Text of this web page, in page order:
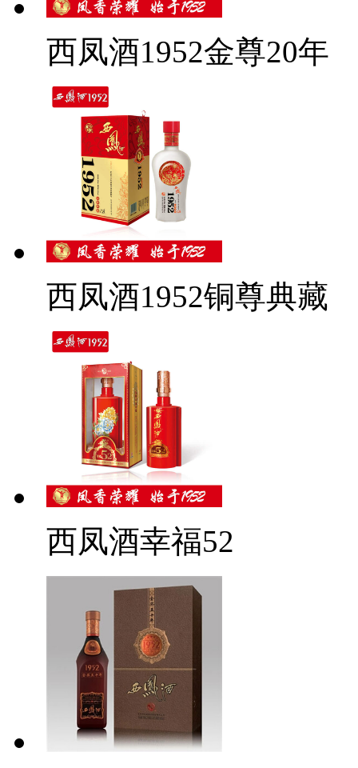
西凤酒1952金尊20年
西凤酒1952铜尊典藏
西凤酒幸福52